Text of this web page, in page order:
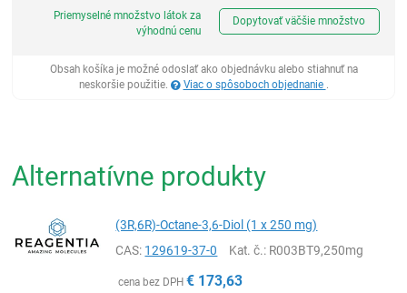
Priemyselné množstvo látok za
výhodnú cenu
Dopytovať väčšie množstvo
Obsah košíka je možné odoslať ako objednávku alebo stiahnuť na
neskoršie použitie.
Viac o spôsoboch objednanie .
Alternatívne produkty
(3R,6R)-Octane-3,6-Diol (1 x 250 mg)
CAS: 129619-37-0 Kat. č.: R003BT9,250mg
cena bez DPH € 173,63